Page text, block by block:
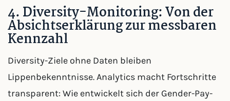
4. Diversity-Monitoring: Von der
Absichtserklärung zur messbaren
Kennzahl
Diversity-Ziele ohne Daten bleiben
Lippenbekenntnisse. Analytics macht Fortschritte
transparent: Wie entwickelt sich der Gender-Pay-